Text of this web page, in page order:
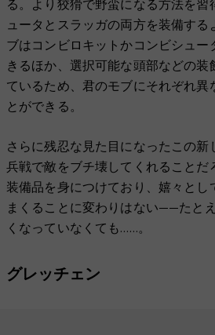
る。より狡猾で野蛮になる方法を習
ュータとスラッガの両方を装備する
ブはコンビロキットかコンビシュー
きるほか、選択可能な頭部などの装
ているため、君のモブにそれぞれ異
とができる。
さらに残忍な見た目になったこの新
兵戦で敵をブチ壊してくれることだ
装備品を身につけており、嬉々とし
まくることに変わりはない——たと
くなっていなくても……。
グレッチェン